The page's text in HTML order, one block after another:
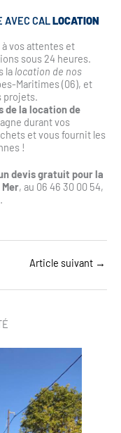
AVEC CALLOCATION
vos attentes et
sous 24 heures.
la location de nos
Maritimes (06), et
projets.
de la location de
durant vos
et vous fournit les
!
devis gratuit pour la
, au 06 46 30 00 54,
Article suivant →